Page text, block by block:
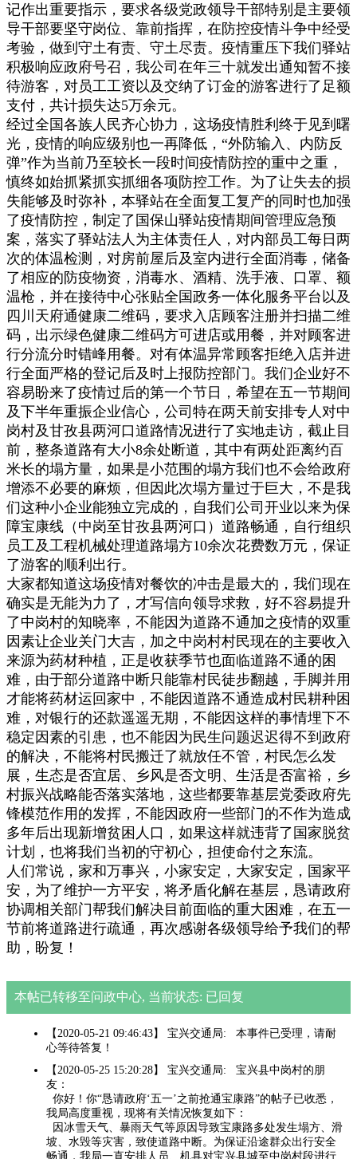
记作出重要指示，要求各级党政领导干部特别是主要领
导干部要坚守岗位、靠前指挥，在防控疫情斗争中经受
考验，做到守土有责、守土尽责。疫情重压下我们驿站
积极响应政府号召，我公司在年三十就发出通知暂不接
待游客，对员工工资以及交纳了订金的游客进行了足额
支付，共计损失达5万余元。
经过全国各族人民齐心协力，这场疫情胜利终于见到曙
光，疫情的响应级别也一再降低，“外防输入、内防反
弹”作为当前乃至较长一段时间疫情防控的重中之重，
慎终如始抓紧抓实抓细各项防控工作。为了让失去的损
失能够及时弥补，本驿站在全面复工复产的同时也加强
了疫情防控，制定了国保山驿站疫情期间管理应急预
案，落实了驿站法人为主体责任人，对内部员工每日两
次的体温检测，对房前屋后及室内进行全面消毒，储备
了相应的防疫物资，消毒水、酒精、洗手液、口罩、额
温枪，并在接待中心张贴全国政务一体化服务平台以及
四川天府通健康二维码，要求入店顾客注册并扫描二维
码，出示绿色健康二维码方可进店或用餐，并对顾客进
行分流分时错峰用餐。对有体温异常顾客拒绝入店并进
行全面严格的登记后及时上报防控部门。我们企业好不
容易盼来了疫情过后的第一个节日，希望在五一节期间
及下半年重振企业信心，公司特在两天前安排专人对中
岗村及甘孜县两河口道路情况进行了实地走访，截止目
前，整条道路有大小8余处断道，其中有两处距离约百
米长的塌方量，如果是小范围的塌方我们也不会给政府
增添不必要的麻烦，但因此次塌方量过于巨大，不是我
们这种小企业能独立完成的，自我们公司开业以来为保
障宝康线（中岗至甘孜县两河口）道路畅通，自行组织
员工及工程机械处理道路塌方10余次花费数万元，保证
了游客的顺利出行。
大家都知道这场疫情对餐饮的冲击是最大的，我们现在
确实是无能为力了，才写信向领导求救，好不容易提升
了中岗村的知晓率，不能因为道路不通加之疫情的双重
因素让企业关门大吉，加之中岗村村民现在的主要收入
来源为药材种植，正是收获季节也面临道路不通的困
难，由于部分道路中断只能靠村民徒步翻越，手脚并用
才能将药材运回家中，不能因道路不通造成村民耕种困
难，对银行的还款遥遥无期，不能因这样的事情埋下不
稳定因素的引患，也不能因为民生问题迟迟得不到政府
的解决，不能将村民搬迁了就放任不管，村民怎么发
展，生态是否宜居、乡风是否文明、生活是否富裕，乡
村振兴战略能否落实落地，这些都要靠基层党委政府先
锋模范作用的发挥，不能因政府一些部门的不作为造成
多年后出现新增贫困人口，如果这样就违背了国家脱贫
计划，也将我们当初的守初心，担使命付之东流。
人们常说，家和万事兴，小家安定，大家安定，国家平
安，为了维护一方平安，将矛盾化解在基层，恳请政府
协调相关部门帮我们解决目前面临的重大困难，在五一
节前将道路进行疏通，再次感谢各级领导给予我们的帮
助，盼复！
本帖已转移至问政中心, 当前状态: 已回复
【2020-05-21 09:46:43】 宝兴交通局: 本事件已受理，请耐
心等待答复！
【2020-05-25 15:20:28】 宝兴交通局: 宝兴县中岗村的朋
友：
你好！你“恳请政府‘五一’之前抢通宝康路”的帖子已收悉，
我局高度重视，现将有关情况恢复如下：
因冰雪天气、暴雨天气等原因导致宝康路多处发生塌方、滑
坡、水毁等灾害，致使道路中断。为保证沿途群众出行安全
畅通，我局一直安排人员、机具对宝兴县城至中岗村段进行